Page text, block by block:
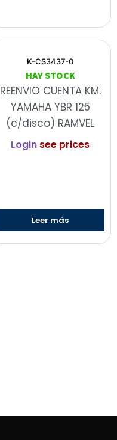
K-CS3437-0
HAY STOCK
REENVIO CUENTA KM.
YAMAHA YBR 125
(c/disco) RAMVEL
Login see prices
Leer más